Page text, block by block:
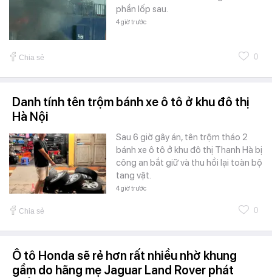
phần lốp sau.
4 giờ trước
Chia sẻ 0
Danh tính tên trộm bánh xe ô tô ở khu đô thị
Hà Nội
Sau 6 giờ gây án, tên trộm tháo 2
bánh xe ô tô ở khu đô thị Thanh Hà bị
công an bắt giữ và thu hồi lại toàn bộ
tang vật.
4 giờ trước
Chia sẻ 0
Ô tô Honda sẽ rẻ hơn rất nhiều nhờ khung
gầm do hãng mẹ Jaguar Land Rover phát